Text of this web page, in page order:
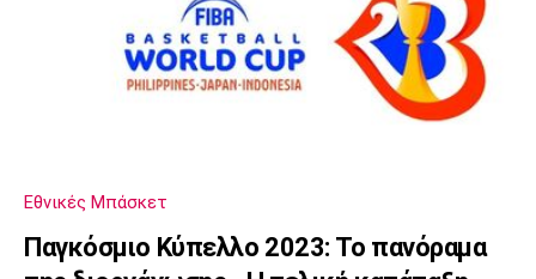
Εθνικές Μπάσκετ
Παγκόσμιο Κύπελλο 2023: Το πανόραμα